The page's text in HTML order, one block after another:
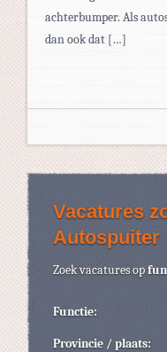
achterbumper. Als
dan ook dat […]
Vacatures
Autospuiter
Zoek vacatures op
Functie:
Provincie / plaats: